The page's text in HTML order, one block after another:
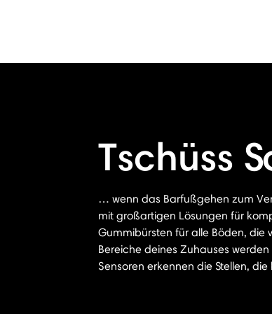
Tschüss
… wenn das Barfußgehen zum
mit großartigen Lösungen für
Gummibürsten für alle Böden, die
Bereiche deines Zuhauses
Sensoren erkennen die Stellen,